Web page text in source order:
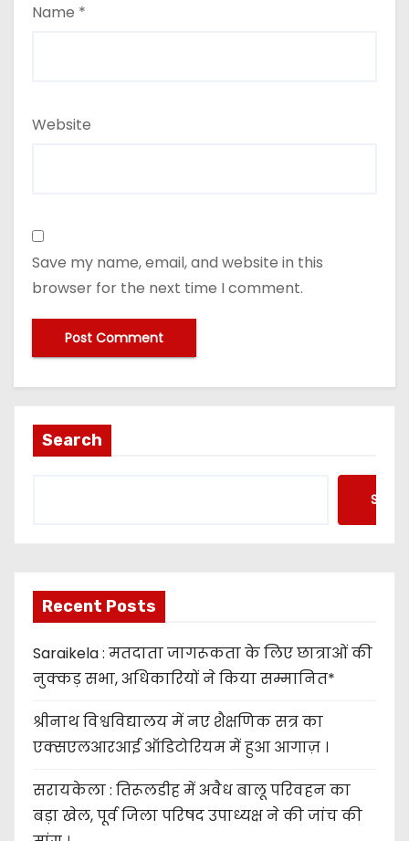
Name *
Website
Save my name, email, and website in this
browser for the next time I comment.
Search
Recent Posts
Saraikela : मतदाता जागरूकता के लिए छात्राओं की
नुक्कड़ सभा, अधिकारियों ने किया सम्मानित*
श्रीनाथ विश्वविद्यालय में नए शैक्षणिक सत्र का
एक्सएलआरआई ऑडिटोरियम में हुआ आगाज़ ।
सरायकेला : तिरूलडीह में अवैध बालू परिवहन का
बड़ा खेल, पूर्व जिला परिषद उपाध्यक्ष ने की जांच की